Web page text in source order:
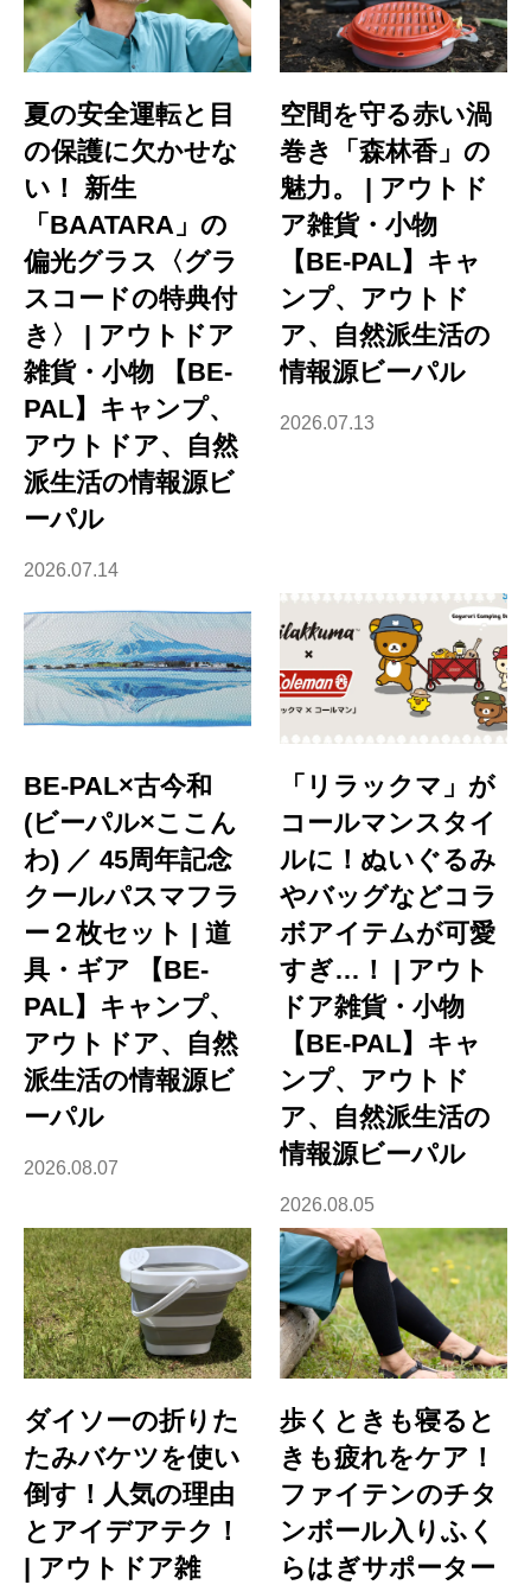
夏の安全運転と目
の保護に欠かせな
い！ 新生
「BAATARA」の
偏光グラス〈グラ
スコードの特典付
き〉 | アウトドア
雑貨・小物 【BE-
PAL】キャンプ、
アウトドア、自然
派生活の情報源ビ
ーパル
2026.07.14
空間を守る赤い渦
巻き「森林香」の
魅力。 | アウトド
ア雑貨・小物
【BE-PAL】キャ
ンプ、アウトド
ア、自然派生活の
情報源ビーパル
2026.07.13
BE-PAL×古今和
(ビーパル×ここん
わ) ／ 45周年記念
クールパスマフラ
ー２枚セット | 道
具・ギア 【BE-
PAL】キャンプ、
アウトドア、自然
派生活の情報源ビ
ーパル
2026.08.07
「リラックマ」が
コールマンスタイ
ルに！ぬいぐるみ
やバッグなどコラ
ボアイテムが可愛
すぎ…！ | アウト
ドア雑貨・小物
【BE-PAL】キャ
ンプ、アウトド
ア、自然派生活の
情報源ビーパル
2026.08.05
ダイソーの折りた
たみバケツを使い
倒す！人気の理由
とアイデアテク！
| アウトドア雑
歩くときも寝ると
きも疲れをケア！
ファイテンのチタ
ンボール入りふく
らはぎサポーター